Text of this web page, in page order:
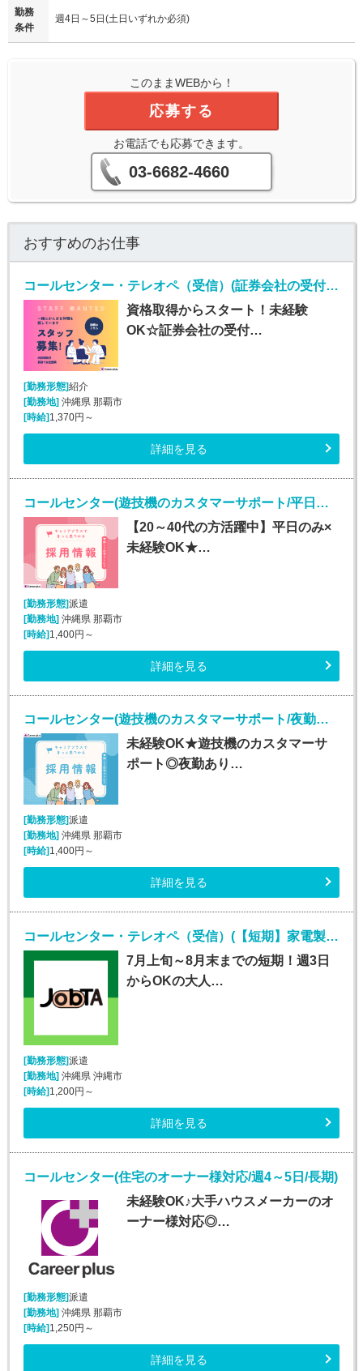
勤務
条件
週4日～5日(土日いずれか必須)
このままWEBから！
応募する
お電話でも応募できます。
03-6682-4660
おすすめのお仕事
コールセンター・テレオペ（受信）(証券会社の受付・事務スタッフ/6月9日入社)
資格取得からスタート！未経験
OK☆証券会社の受付…
[勤務形態]紹介
[勤務地]沖縄県 那覇市
[時給]1,370円～
詳細を見る
コールセンター(遊技機のカスタマーサポート/平日のみ/長期)
【20～40代の方活躍中】平日のみ×
未経験OK★…
[勤務形態]派遣
[勤務地]沖縄県 那覇市
[時給]1,400円～
詳細を見る
コールセンター(遊技機のカスタマーサポート/夜勤あり/長期)
未経験OK★遊技機のカスタマーサ
ポート◎夜勤あり…
[勤務形態]派遣
[勤務地] 沖縄県 那覇市
[時給] 1,400円～
詳細を見る
コールセンター・テレオペ（受信）(【短期】家電製品の訪問修理日程案内コールセンター受信)
7月上旬～8月末までの短期！週3日
からOKの大人…
[勤務形態]派遣
[勤務地] 沖縄県 沖縄市
[時給] 1,200円～
詳細を見る
コールセンター(住宅のオーナー様対応/週4～5日/長期)
未経験OK♪大手ハウスメーカーのオ
ーナー様対応◎…
[勤務形態]派遣
[勤務地] 沖縄県 那覇市
[時給] 1,250円～
詳細を見る